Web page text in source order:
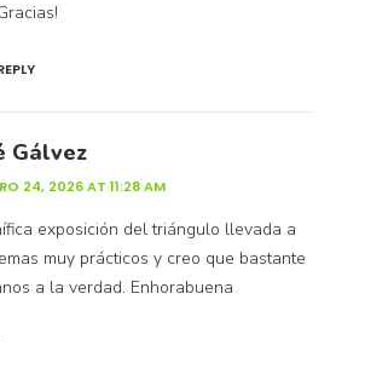
Gálvez
24, 2026 AT 11:28 AM
exposición del triángulo llevada a
muy prácticos y creo que bastante
a la verdad. Enhorabuena